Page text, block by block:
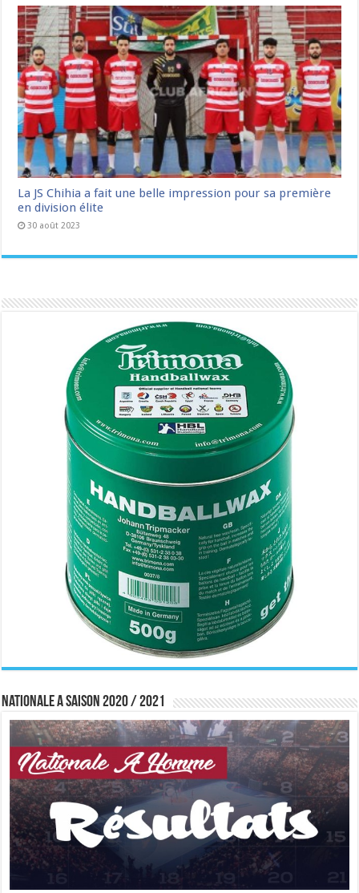
La JS Chihia a fait une belle impression pour sa première
en division élite
30 août 2023
Nationale A saison 2020 / 2021